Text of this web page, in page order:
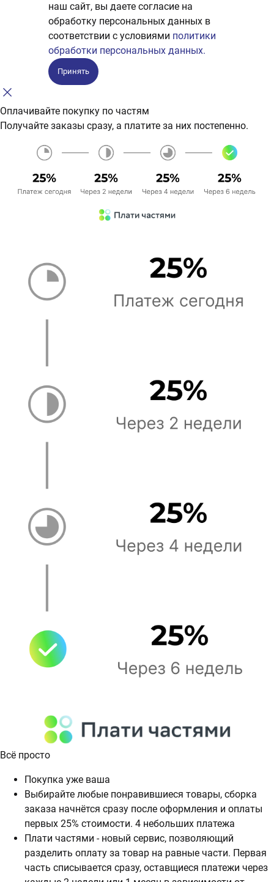
наш сайт, вы даете согласие на
обработку персональных данных в
соответствии с условиями политики
обработки персональных данных.
Принять
Оплачивайте покупку по частям
Получайте заказы сразу, а платите за них постепенно.
Всё просто
Покупка уже ваша
Выбирайте любые понравившиеся товары, сборка
заказа начнётся сразу после оформления и оплаты
первых 25% стоимости. 4 небольших платежа
Плати частями - новый сервис, позволяющий
разделить оплату за товар на равные части. Первая
часть списывается сразу, оставщиеся платежи через